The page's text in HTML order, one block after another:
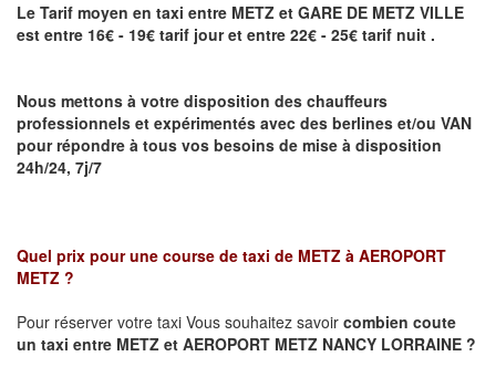
Le Tarif moyen en taxi entre METZ et GARE DE METZ VILLE
est entre 16€ - 19€ tarif jour et entre 22€ - 25€ tarif nuit .
Nous mettons à votre disposition des chauffeurs
professionnels et expérimentés avec des berlines et/ou VAN
pour répondre à tous vos besoins de mise à disposition
24h/24, 7j/7
Quel prix pour une course de taxi de METZ à AEROPORT
METZ ?
Pour réserver votre taxi Vous souhaitez savoir combien coute
un taxi entre METZ et AEROPORT METZ NANCY LORRAINE ?